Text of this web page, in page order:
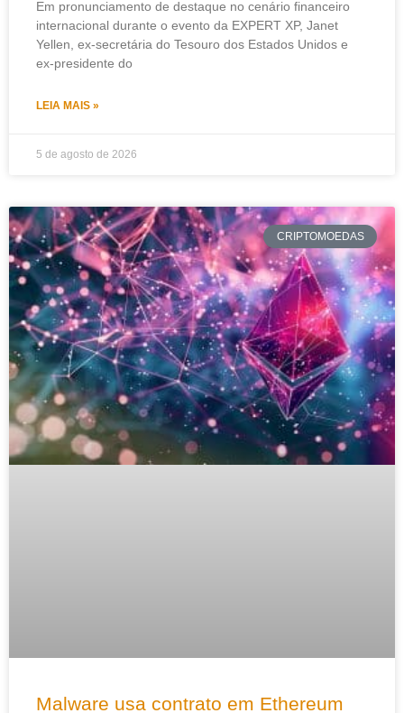
Em pronunciamento de destaque no cenário financeiro
internacional durante o evento da EXPERT XP, Janet
Yellen, ex-secretária do Tesouro dos Estados Unidos e
ex-presidente do
LEIA MAIS »
5 de agosto de 2026
CRIPTOMOEDAS
Malware usa contrato em Ethereum